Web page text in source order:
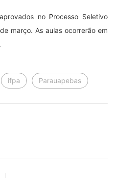
no Processo Seletivo
março. As aulas ocorrerão em
ifpa Parauapebas